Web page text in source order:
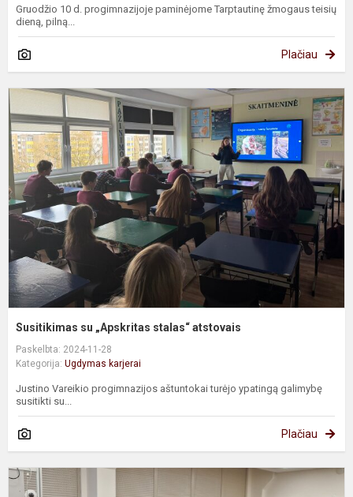
Gruodžio 10 d. progimnazijoje paminėjome Tarptautinę žmogaus teisių
dieną, pilną...
Plačiau
Susitikimas su „Apskritas stalas“ atstovais
Paskelbta: 2024-11-28
Kategorija: Ugdymas karjerai
Justino Vareikio progimnazijos aštuntokai turėjo ypatingą galimybę
susitikti su...
Plačiau